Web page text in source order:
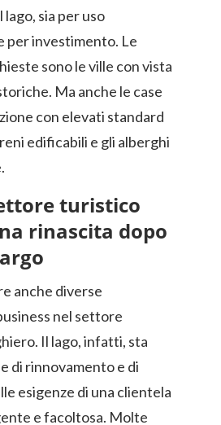
sia per uso
per investimento. Le
sono le ville con vista
Ma anche le case
con elevati standard
edificabili e gli alberghi
turistico
rinascita dopo
anche diverse
nel settore
Il lago, infatti, sta
di rinnovamento e di
esigenze di una clientela
e facoltosa. Molte